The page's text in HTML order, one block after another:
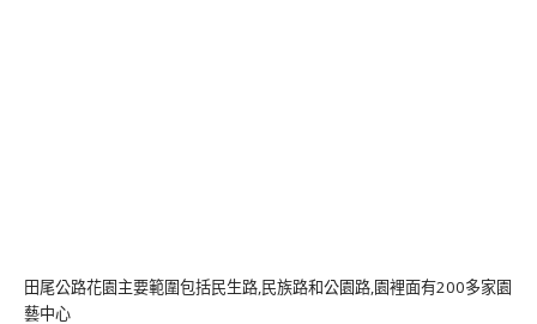
田尾公路花園主要範圍包括民生路,民族路和公園路,園裡面有200多家園
藝中心